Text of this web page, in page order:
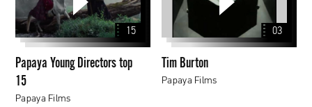
top
15
15
Papaya Young Directors top
15
Papaya Films
03
Tim Burton
Papaya Films